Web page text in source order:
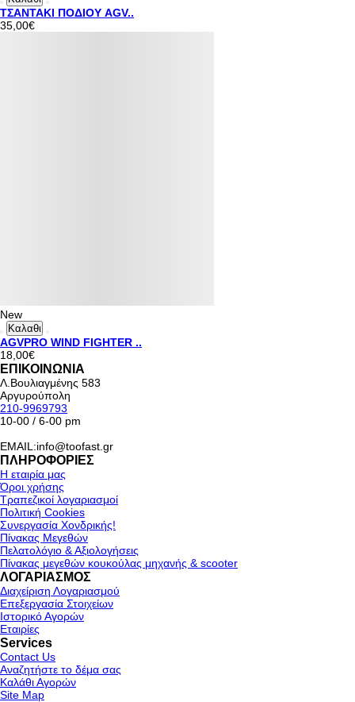
ΤΣΑΝΤΑΚΙ ΠΟΔΙΟΥ AGV..
35,00€
New
Καλαθι
AGVPRO WIND FIGHTER ..
18,00€
ΕΠΙΚΟΙΝΩΝΙΑ
Λ.Βουλιαγμένης 583
Αργυρούπολη
210-9969793
10-00 / 6-00 pm
EMAIL:info@toofast.gr
ΠΛΗΡΟΦΟΡΙΕΣ
Η εταιρία μας
Όροι χρήσης
Τραπεζικοί λογαριασμοί
Πολιτική Cookies
Συνεργασία Χονδρικής!
Πίνακας Μεγεθών
Πελατολόγιο & Αξιολογήσεις
Πίνακας μεγεθών κουκούλας μηχανής & scooter
ΛΟΓΑΡΙΑΣΜΟΣ
Διαχείριση Λογαριασμού
Επεξεργασία Στοιχείων
Ιστορικό Αγορών
Εταιρίες
Services
Contact Us
Αναζητήστε το δέμα σας
Καλάθι Αγορών
Site Map